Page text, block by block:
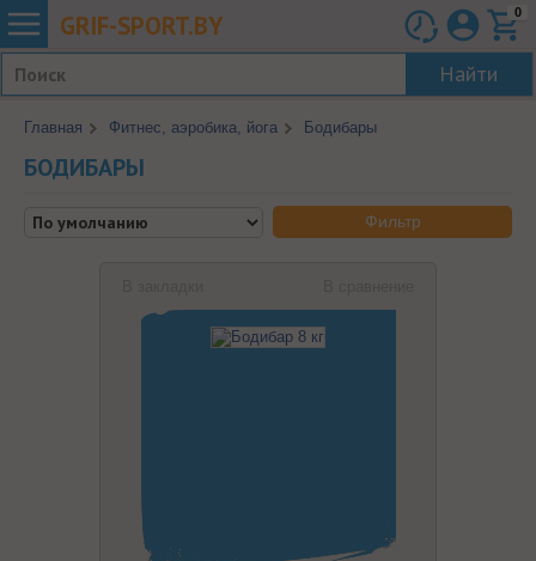
GRIF-SPORT.BY 0
Найти
Главная Фитнес, аэробика, йога Бодибары
БОДИБАРЫ
Фильтр